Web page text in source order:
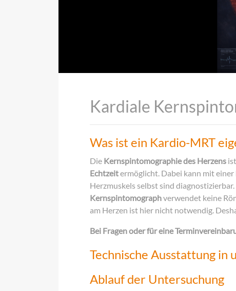
Kardiale
Was ist ein Kardio-MRT
Die Kernspintomographie des Herzens
Echtzeitermöglicht. Dabei kann mit
Herzmuskels selbst sind
Kernspintomographverwendet keine
am Herzen ist hier nicht notwendig.
Bei Fragen oder für eine
Technische Ausstattung in
Ablauf der Untersuchung